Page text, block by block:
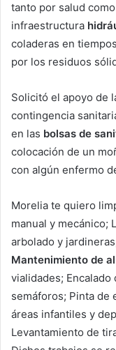
tanto por salud
infraestructura
coladeras en
por los residuos
Solicitó el apoyo de
contingencia
en las bolsas de
colocación de un
con algún enfermo
Morelia te quiero
manual y mecánico;
arbolado y
Mantenimiento de
vialidades;
semáforos; Pinta de
áreas infantiles y
Levantamiento de